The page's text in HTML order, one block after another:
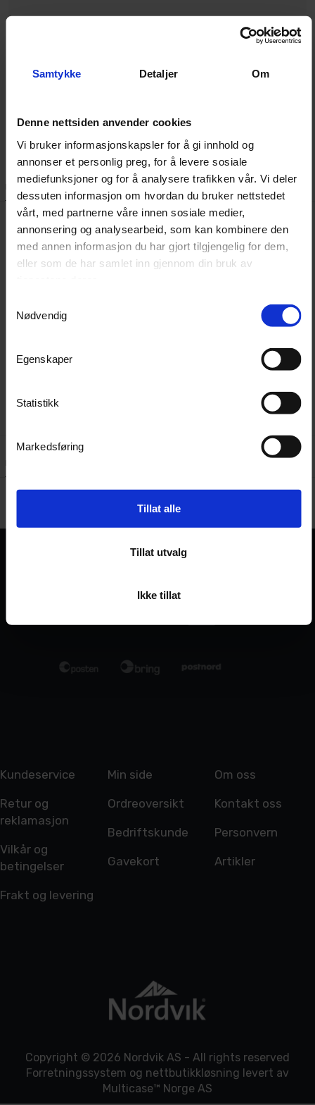
Samtykke Detaljer Om
Denne nettsiden anvender cookies
Vi bruker informasjonskapsler for å gi innhold og
annonser et personlig preg, for å levere sosiale
mediefunksjoner og for å analysere trafikken vår. Vi deler
dessuten informasjon om hvordan du bruker nettstedet
vårt, med partnerne våre innen sosiale medier,
annonsering og analysearbeid, som kan kombinere den
med annen informasjon du har gjort tilgjengelig for dem,
eller som de har samlet inn gjennom din bruk av
Nødvendig
Egenskaper
Statistikk
Markedsføring
Tillat alle
Tillat utvalg
Ikke tillat
Beskrivelse Dokumenter
Chemical Guys Chenille Scratch-Free Mitt er en stor og
kraftig vaskehanske som absorberer mye vann. Den
lakken. Vaskehansken har lange og tykke tråder som
forurensningene inni hansken slik at du unngår
Kundeanmeldelser
Kundeservice
Retur og
reklamasjon
Vilkår og
betingelser
Frakt og levering
Min side
Ordreoversikt
Bedriftskunde
Gavekort
Om oss
Kontakt oss
Personvern
Artikler
Copyright © 2026 Nordvik AS - All rights reserved
Forretningssystem og nettbutikkløsning levert av
Multicase™ Norge AS